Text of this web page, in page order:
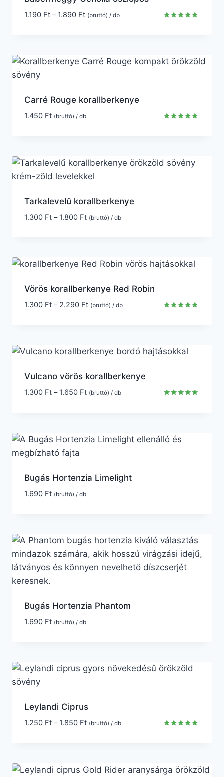
1.190 Ft – 1.890 Ft (bruttó) / db
Carré Rouge korallberkenye
1.450 Ft (bruttó) / db
Tarkalevelű korallberkenye
1.300 Ft – 1.800 Ft (bruttó) / db
Vörös korallberkenye Red Robin
1.300 Ft – 2.290 Ft (bruttó) / db
Vulcano vörös korallberkenye
1.300 Ft – 1.650 Ft (bruttó) / db
Bugás Hortenzia Limelight
1.690 Ft (bruttó) / db
Bugás Hortenzia Phantom
1.690 Ft (bruttó) / db
Leylandi Ciprus
1.250 Ft – 1.850 Ft (bruttó) / db